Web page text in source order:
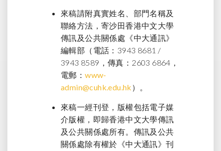
來稿請附真實姓名、部門名稱及
聯絡方法，寄沙田香港中文大學
傳訊及公共關係處《中大通訊》
編輯部（電話：3943 8681 /
3943 8589，傳真：2603 6864，
電郵：www-
admin@cuhk.edu.hk ）。
來稿一經刊登，版權包括電子媒
介版權，即歸香港中文大學傳訊
及公共關係處所有。傳訊及公共
關係處除有權於《中大通訊》刊